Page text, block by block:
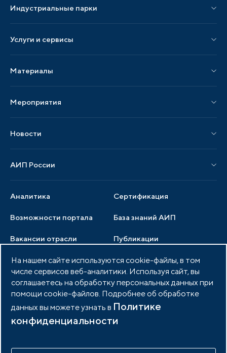
Индустриальные парки
Парки по регионам
Услуги и сервисы
Услуги по локализации
Аналитика Сертификация
Возможности портала
Материалы
Публикации СМИ и статьи
Образцы документов
База знаний АИП
Вакансии отрасли
Мероприятия
Мероприятия отрасли
Новости
Новости отрасли
Публикации
Медиатека Тендеры
АИП России
Члены ассоциации
Услуги ассоциации
Документы АИП
Партнеры ассоциации
Фото и видео
Членство в АИП Войти в личный кабинет
На нашем сайте используются cookie-файлы, в том
числе сервисов веб-аналитики. Используя сайт, вы
соглашаетесь на обработку персональных данных при
помощи cookie-файлов. Подробнее об обработке
данных вы можете узнать в Политике
конфиденциальности